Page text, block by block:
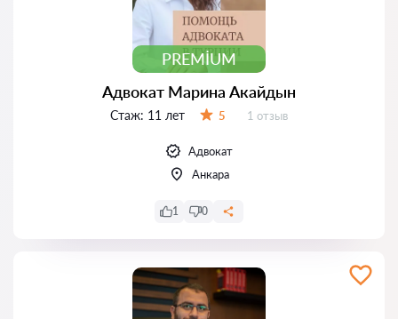
PREMIUM
Адвокат Марина Акайдын
Стаж: 11 лет 5 Отзывов:
1 отзыв
Адвокат
Анкара
1 0